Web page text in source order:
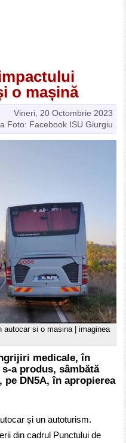
o mașină
Vineri, 20 Octombrie 2023
Foto: Facebook ISU Giurgiu
si o masina | imaginea
medicale, în
a produs, sâmbătă
pe DN5A, în apropierea
și un autoturism.
din cadrul Punctului de